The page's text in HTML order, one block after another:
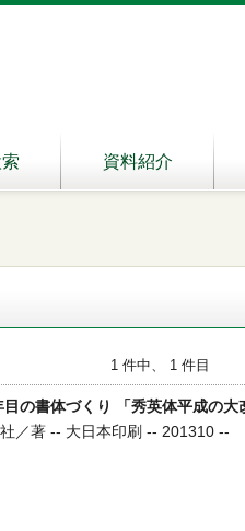
資料紹介
1 件中、 1 件目
目の書体づくり 「秀英体平成の大
／著 -- 大日本印刷 -- 201310 --